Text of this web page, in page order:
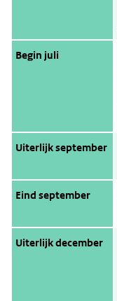
Begin juli
Uiterlijk september
Eind september
Uiterlijk december